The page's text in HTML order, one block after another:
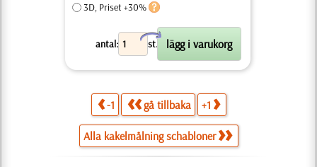
3D, Priset +30%
antal: st.
X
-1 gå tillbaka +1
Alla kakelmålning schabloner